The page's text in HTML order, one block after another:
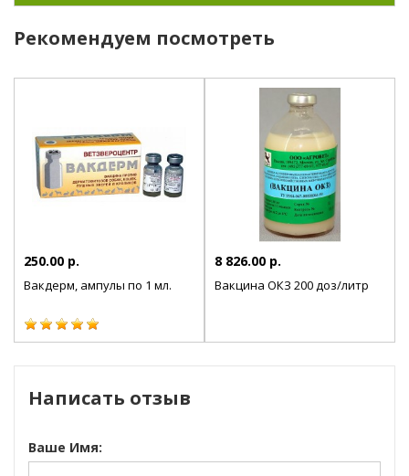
Вводится вакцина в заушную область, внутримышечно.
вакцине инструкции.
Неделю до и неделю после иммунизации не принимаются
антибиотики, иначе действие вакцины будет ослаблено.
Рекомендуем посмотреть
250.00 р.
Вакдерм, ампулы по 1 мл.
8 826.00 р.
Вакцина ОКЗ 200 доз/литр
Написать отзыв
Ваше Имя: